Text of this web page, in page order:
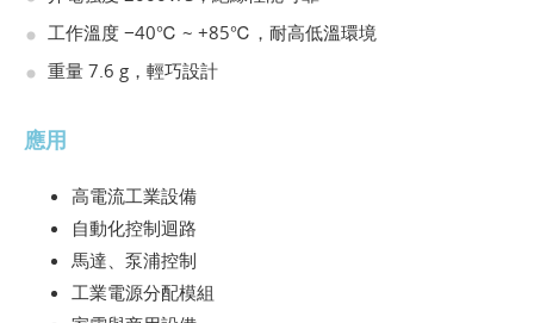
工作溫度 −40℃ ~ +85℃，耐高低溫環境
重量 7.6 g，輕巧設計
應用
高電流工業設備
自動化控制迴路
馬達、泵浦控制
工業電源分配模組